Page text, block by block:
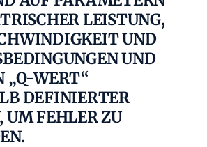
LEISTUNG,
UND
UND
„Q-WERT“
DEFINIERTER
UM FEHLER ZU